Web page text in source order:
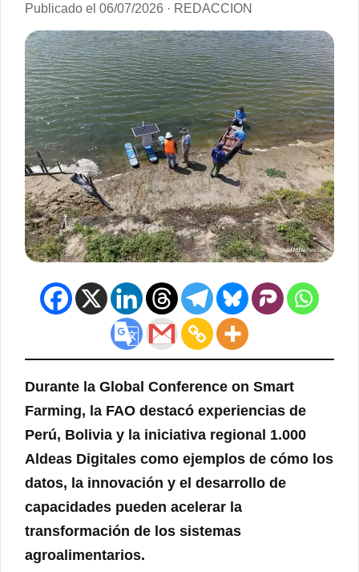
Publicado el 06/07/2026 · REDACCION
Durante la Global Conference on Smart
Farming, la FAO destacó experiencias de
Perú, Bolivia y la iniciativa regional 1.000
Aldeas Digitales como ejemplos de cómo los
datos, la innovación y el desarrollo de
capacidades pueden acelerar la
transformación de los sistemas
agroalimentarios.